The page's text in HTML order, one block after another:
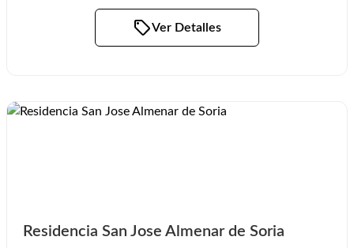
Ver Detalles
Residencia San Jose Almenar de Soria